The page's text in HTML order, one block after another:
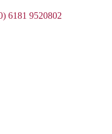
6181 9520802